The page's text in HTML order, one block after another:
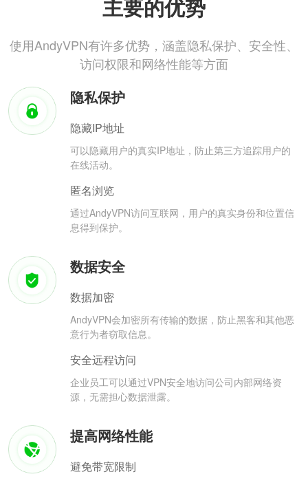
主要的优势
使用AndyVPN有许多优势，涵盖隐私保护、安全性、
访问权限和网络性能等方面
隐私保护
隐藏IP地址
可以隐藏用户的真实IP地址，防止第三方追踪用户的
在线活动。
匿名浏览
通过AndyVPN访问互联网，用户的真实身份和位置信
息得到保护。
数据安全
数据加密
AndyVPN会加密所有传输的数据，防止黑客和其他恶
意行为者窃取信息。
安全远程访问
企业员工可以通过VPN安全地访问公司内部网络资
源，无需担心数据泄露。
提高网络性能
避免带宽限制